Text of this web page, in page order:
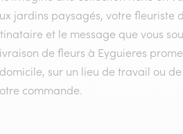
jardins paysagés, votre fleuriste
et le message que vous
de fleurs à Eyguieres
sur un lieu de travail ou
commande.